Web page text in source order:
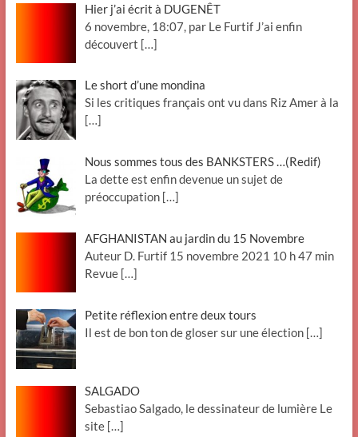
Hier j’ai écrit à DUGENÊT
6 novembre, 18:07, par Le Furtif J’ai enfin
découvert […]
Le short d’une mondina
Si les critiques français ont vu dans Riz Amer à la
[…]
Nous sommes tous des BANKSTERS …(Redif)
La dette est enfin devenue un sujet de
préoccupation […]
AFGHANISTAN au jardin du 15 Novembre
Auteur D. Furtif 15 novembre 2021 10 h 47 min
Revue […]
Petite réflexion entre deux tours
Il est de bon ton de gloser sur une élection […]
SALGADO
Sebastiao Salgado, le dessinateur de lumière Le
site […]